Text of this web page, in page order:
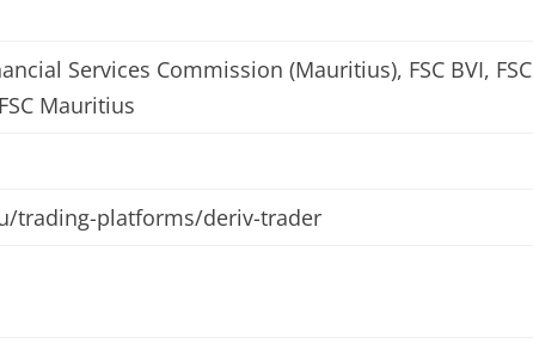
Services Commission (Mauritius), FSC BVI, FSC
Mauritius
trading-platforms/deriv-trader